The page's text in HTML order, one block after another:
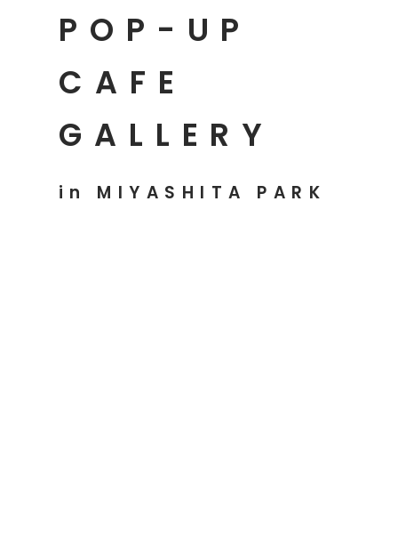
POP-UP
CAFE
GALLERY
in MIYASHITA PARK